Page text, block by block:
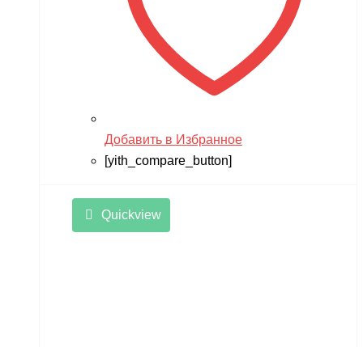
Добавить в Избранное
[yith_compare_button]
Quickview